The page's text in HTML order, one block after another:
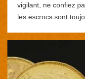
vigilant, ne confiez
les escrocs sont